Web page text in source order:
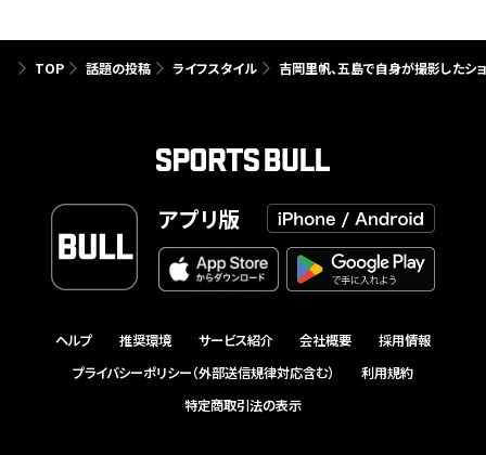
TOP 話題の投稿 ライフスタイル 吉岡里帆、五島で自身が撮影したシ
アプリ版
ヘルプ 推奨環境 サービス紹介 会社概要
採用情報
プライバシーポリシー（外部送信規律対応含む）
利用規約
特定商取引法の表示